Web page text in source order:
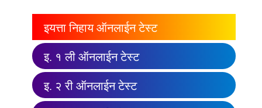
इयत्ता निहाय ऑनलाईन टेस्ट
इ. १ ली ऑनलाईन टेस्ट
इ. २ री ऑनलाईन टेस्ट